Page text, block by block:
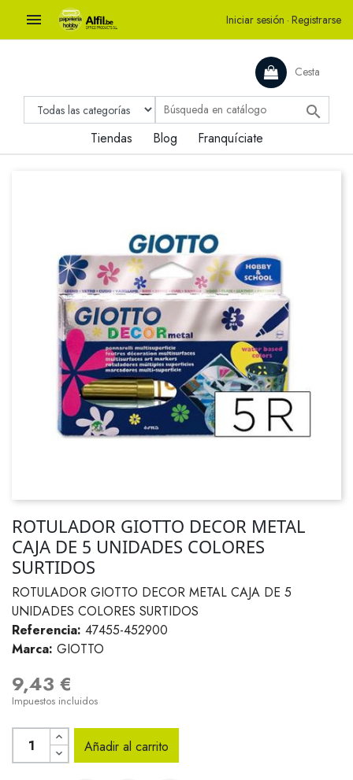
 Iniciar sesión · Registrarse
Cesta

Tiendas Blog Franquíciate
ROTULADOR GIOTTO DECOR METAL
CAJA DE 5 UNIDADES COLORES
SURTIDOS
ROTULADOR GIOTTO DECOR METAL CAJA DE 5
UNIDADES COLORES SURTIDOS
Referencia: 47455-452900
Marca: GIOTTO
9,43 €
Impuestos incluidos
Añadir al carrito